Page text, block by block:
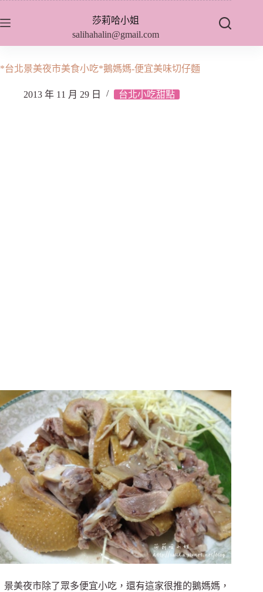
至
內
莎莉哈小姐
salihahalin@gmail.com
*台北景美夜市美食小吃*鵝媽媽-便宜美味切仔麵
2013 年 11 月 29 日 台北小吃甜點
景美夜市除了眾多便宜小吃，還有這家很推的鵝媽媽，